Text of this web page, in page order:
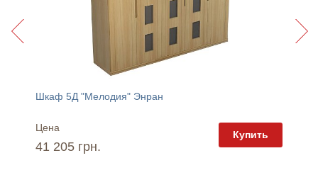
Шкаф 5Д "Мелодия" Энран
Цена
41 205 грн.
Купить